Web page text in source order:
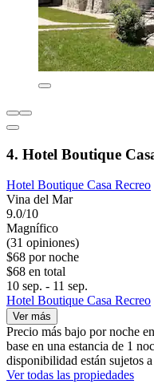
4. Hotel Boutique
Hotel Boutique Casa Recreo
Vina del Mar
9.0/10
Magnífico
(31 opiniones)
$68 por noche
$68 en total
10 sep. - 11 sep.
Hotel Boutique Casa Recreo
Ver más
Precio más bajo por noche
base en una estancia de 1
disponibilidad están sujetos
Ver todas las propiedades